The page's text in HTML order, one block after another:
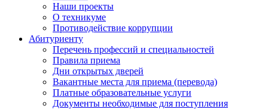
Наши проекты
О техникуме
Противодействие коррупции
Абитуриенту
Перечень профессий и специальностей
Правила приема
Дни открытых дверей
Вакантные места для приема (перевода)
Платные образовательные услуги
Документы необходимые для поступления